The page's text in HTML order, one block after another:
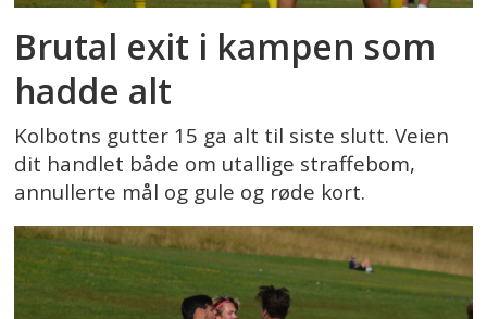
Brutal exit i kampen som
hadde alt
Kolbotns gutter 15 ga alt til siste slutt. Veien
dit handlet både om utallige straffebom,
annullerte mål og gule og røde kort.